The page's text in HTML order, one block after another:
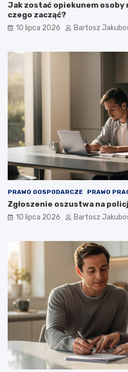
Jak zostać opiekunem osoby
czego zacząć?
10 lipca 2026 Bartosz
PRAWO GOSPODARCZE PRAWO
Zgłoszenie oszustwa na
10 lipca 2026 Bartosz